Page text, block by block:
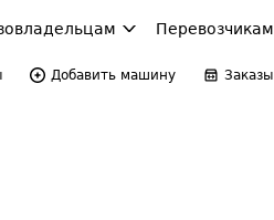
Перевозчикам
Добавить машину Заказы